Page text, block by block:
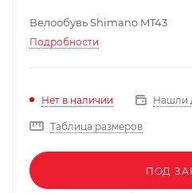
Велообувь Shimano MT43
Подробности
Нет в наличии Нашли
Таблица размеров
ПОД